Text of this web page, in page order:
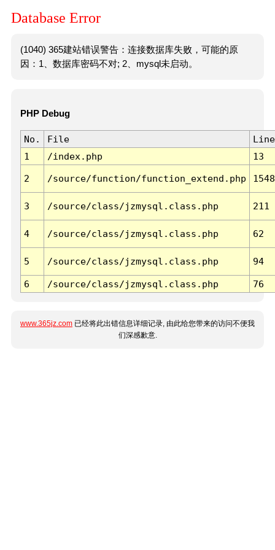
Database Error
(1040) 365建站错误警告：连接数据库失败，可能的原
因：1、数据库密码不对; 2、mysql未启动。
PHP Debug
No. File
Line
1
/index.php 13
2 /source/function/function_extend.php 1548
3 /source/class/jzmysql.class.php 211
4 /source/class/jzmysql.class.php 62
5 /source/class/jzmysql.class.php 94
6 /source/class/jzmysql.class.php 76
www.365jz.com 已经将此出错信息详细记录, 由此给您带来的访问不便我
们深感歉意.